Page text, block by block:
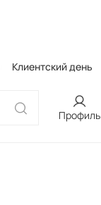
Клиентский день
Профиль